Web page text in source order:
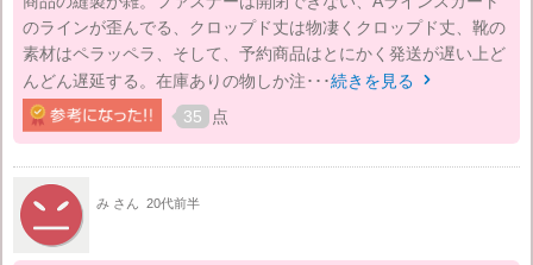
のラインが歪んでる、クロップド丈は物凄くクロップド丈、靴の
素材はペラッペラ、そして、予約商品はとにかく発送が遅い上ど
んどん遅延する。在庫ありの物しか注･･･続きを見る 
35 点
み さん 20代前半